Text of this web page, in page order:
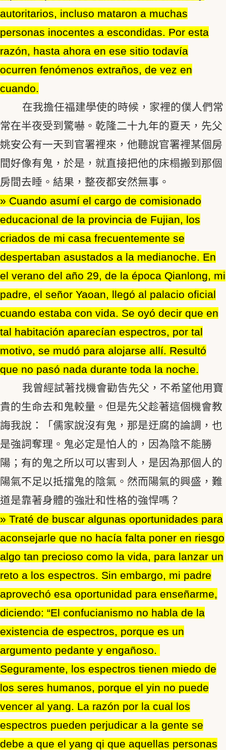
autoritarios, incluso mataron a muchas
personas inocentes a escondidas. Por esta
razón, hasta ahora en ese sitio todavía
ocurren fenómenos extraños, de vez en
cuando.
在我擔任福建學使的時候，家裡的僕人們常
常在半夜受到驚嚇。乾隆二十九年的夏天，先父
姚安公有一天到官署裡來，他聽說官署裡某個房
間好像有鬼，於是，就直接把他的床榻搬到那個
房間去睡。結果，整夜都安然無事。
» Cuando asumí el cargo de comisionado
educacional de la provincia de Fujian, los
criados de mi casa frecuentemente se
despertaban asustados a la medianoche. En
el verano del año 29, de la época Qianlong, mi
padre, el señor Yaoan, llegó al palacio oficial
cuando estaba con vida. Se oyó decir que en
tal habitación aparecían espectros, por tal
motivo, se mudó para alojarse allí. Resultó
que no pasó nada durante toda la noche.
我曾經試著找機會勸告先父，不希望他用寶
貴的生命去和鬼較量。但是先父趁著這個機會教
誨我說：「儒家說沒有鬼，那是迂腐的論調，也
是強詞奪理。鬼必定是怕人的，因為陰不能勝
陽；有的鬼之所以可以害到人，是因為那個人的
陽氣不足以抵擋鬼的陰氣。然而陽氣的興盛，難
道是靠著身體的強壯和性格的強悍嗎？
» Traté de buscar algunas oportunidades para
aconsejarle que no hacía falta poner en riesgo
algo tan precioso como la vida, para lanzar un
reto a los espectros. Sin embargo, mi padre
aprovechó esa oportunidad para enseñarme,
diciendo: “El confucianismo no habla de la
existencia de espectros, porque es un
argumento pedante y engañoso.
Seguramente, los espectros tienen miedo de
los seres humanos, porque el yin no puede
vencer al yang. La razón por la cual los
espectros pueden perjudicar a la gente se
debe a que el yang qi que aquellas personas